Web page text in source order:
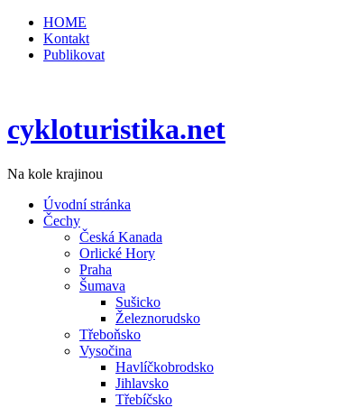
HOME
Kontakt
Publikovat
cykloturistika.net
Na kole krajinou
Úvodní stránka
Čechy
Česká Kanada
Orlické Hory
Praha
Šumava
Sušicko
Železnorudsko
Třeboňsko
Vysočina
Havlíčkobrodsko
Jihlavsko
Třebíčsko